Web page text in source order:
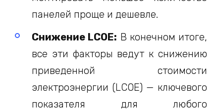
панелей проще и дешевле.
Снижение LCOE: В конечном итоге,
все эти факторы ведут к снижению
приведенной стоимости
электроэнергии (LCOE) — ключевого
показателя для любого